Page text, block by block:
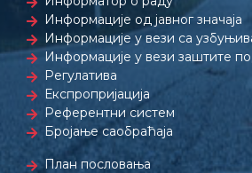
Информације од јавног значаја
Информације у вези са
Информације у вези заштите
Регулатива
Експропријација
Референтни систем
Бројање саобраћаја
План пословања